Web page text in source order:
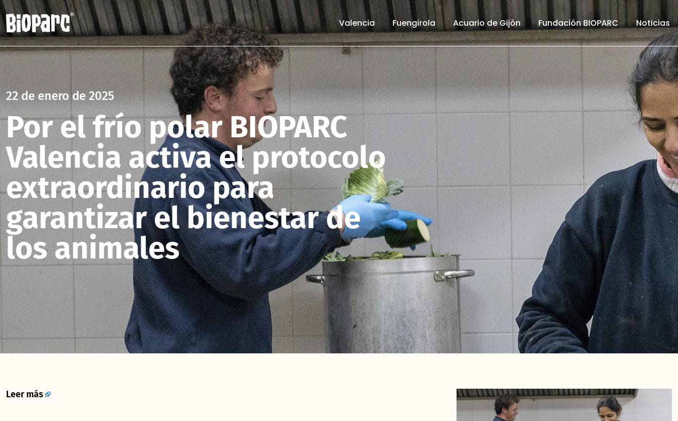
Valencia Fuengirola Acuario de Gijón Fundación BIOPARC Noticias
22 de enero de 2025
Por el frío polar BIOPARC
Valencia activa el protocolo
extraordinario para
garantizar el bienestar de
los animales
Leer más